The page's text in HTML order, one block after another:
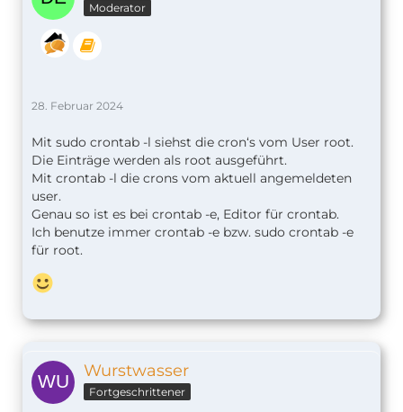
Moderator
28. Februar 2024
Mit sudo crontab -l siehst die cron‘s vom User root.
Die Einträge werden als root ausgeführt.
Mit crontab -l die crons vom aktuell angemeldeten
user.
Genau so ist es bei crontab -e, Editor für crontab.
Ich benutze immer crontab -e bzw. sudo crontab -e
für root.
Wurstwasser
Fortgeschrittener